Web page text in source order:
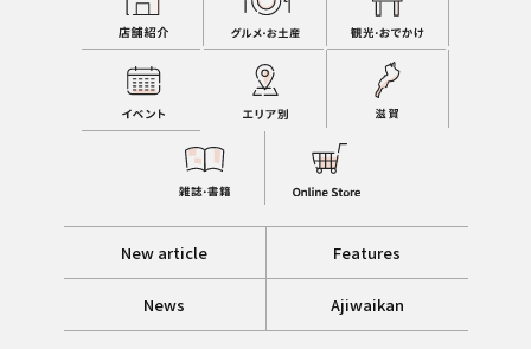
New article Features
News Ajiwaikan